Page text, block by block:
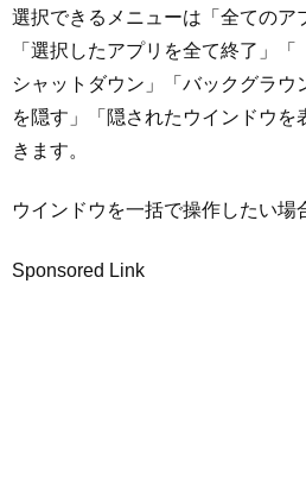
選択できるメニューは「全てのア
「選択したアプリを全て終了」
シャットダウン」「バックグラウ
を隠す」「隠されたウインドウを
きます。
ウインドウを一括で操作したい場
Sponsored Link